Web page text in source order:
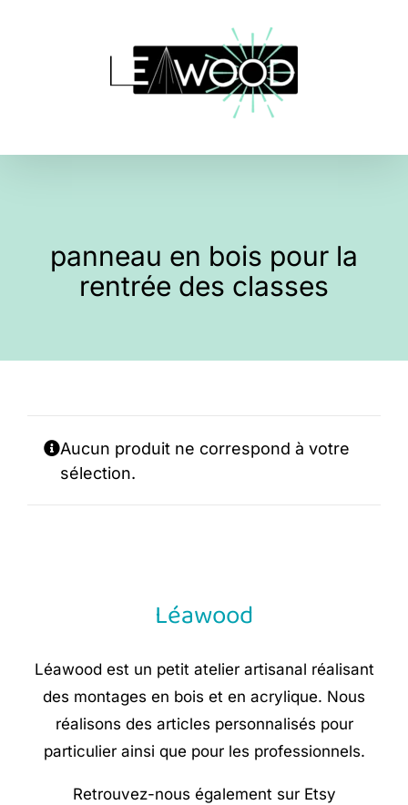
panneau en bois pour la
rentrée des classes
Aucun produit ne correspond à votre
sélection.
Léawood
Léawood est un petit atelier artisanal réalisant
des montages en bois et en acrylique. Nous
réalisons des articles personnalisés pour
particulier ainsi que pour les professionnels.
Retrouvez-nous également sur Etsy